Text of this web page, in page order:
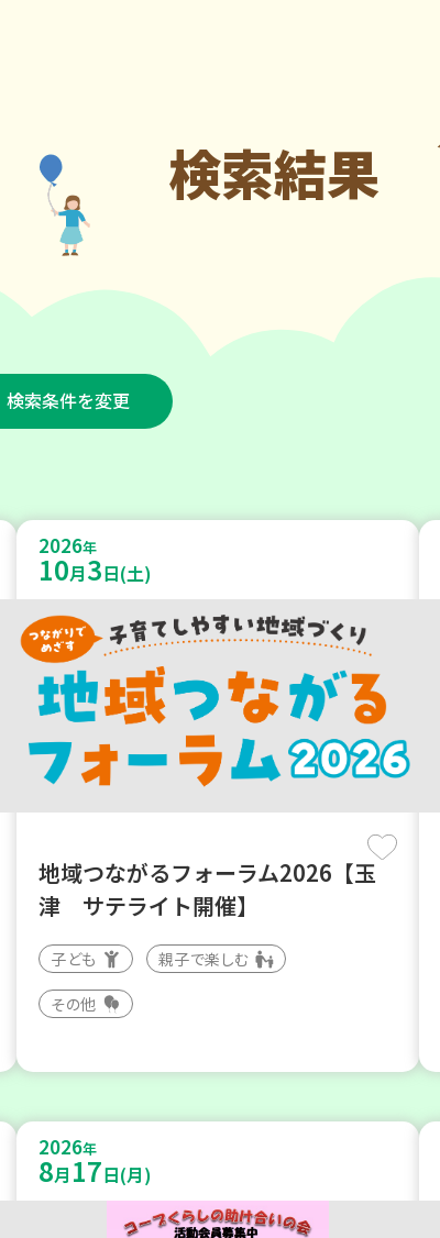
検索結果
検索条件を変更
2026年
10月3日(土)
地域つながるフォーラム2026【玉
津 サテライト開催】
子ども 親子で楽しむ
その他
2026年
8月 17日(月)